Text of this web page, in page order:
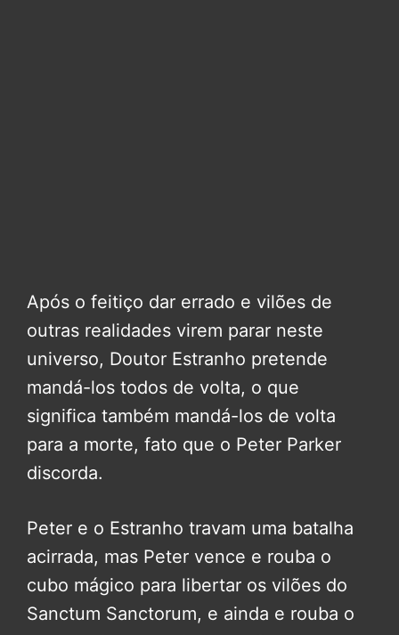
Após o feitiço dar errado e vilões de
outras realidades virem parar neste
universo, Doutor Estranho pretende
mandá-los todos de volta, o que
significa também mandá-los de volta
para a morte, fato que o Peter Parker
discorda.
Peter e o Estranho travam uma batalha
acirrada, mas Peter vence e rouba o
cubo mágico para libertar os vilões do
Sanctum Sanctorum, e ainda e rouba o